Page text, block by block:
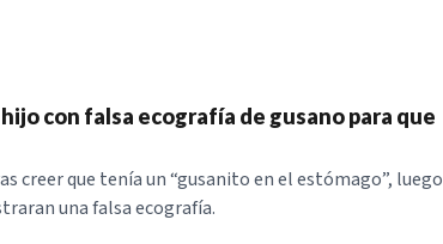
con falsa ecografía de gusano para que
creer que tenía un “gusanito en el estómago”, luego
una falsa ecografía.